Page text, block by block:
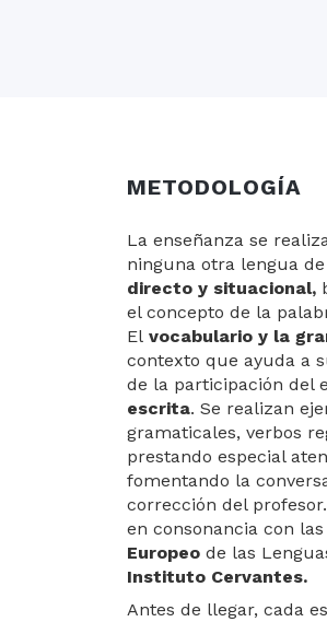
METODOLOGÍA
La enseñanza se
ninguna otra lengua
directo y situacional,
el concepto de la
Elvocabulario y la
contexto que ayuda a
de la participación del
escrita. Se realizan
gramaticales, verbos
prestando especial
fomentando la
corrección del
en consonancia con
Europeode las
Instituto Cervantes.
Antes de llegar, cada